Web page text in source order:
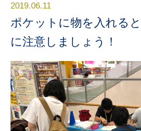
2019.06.11
ポケットに物を入れる
に注意しましょう！